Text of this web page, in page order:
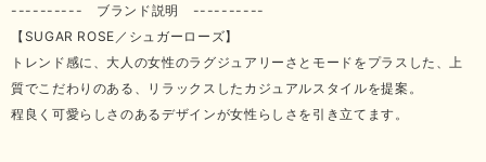
---------- ブランド説明 ----------
【SUGAR ROSE／シュガーローズ】
トレンド感に、大人の女性のラグジュアリーさとモードをプラスした、上
質でこだわりのある、リラックスしたカジュアルスタイルを提案。
程良く可愛らしさのあるデザインが女性らしさを引き立てます。